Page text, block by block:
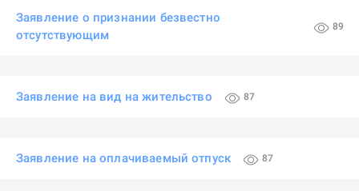
Заявление о признании безвестно
отсутствующим
89
Заявление на вид на жительство 87
Заявление на оплачиваемый отпуск 87